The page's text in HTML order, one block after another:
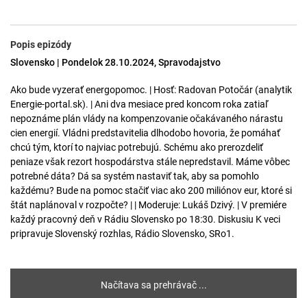
Popis epizódy
Slovensko | Pondelok 28.10.2024, Spravodajstvo
Ako bude vyzerať energopomoc. | Hosť: Radovan Potočár (analytik
Energie-portal.sk). | Ani dva mesiace pred koncom roka zatiaľ
nepoznáme plán vlády na kompenzovanie očakávaného nárastu
cien energií. Vládni predstavitelia dlhodobo hovoria, že pomáhať
chcú tým, ktorí to najviac potrebujú. Schému ako prerozdeliť
peniaze však rezort hospodárstva stále nepredstavil. Máme vôbec
potrebné dáta? Dá sa systém nastaviť tak, aby sa pomohlo
každému? Bude na pomoc stačiť viac ako 200 miliónov eur, ktoré si
štát naplánoval v rozpočte? | | Moderuje: Lukáš Dzivý. | V premiére
každý pracovný deň v Rádiu Slovensko po 18:30. Diskusiu K veci
pripravuje Slovenský rozhlas, Rádio Slovensko, SRo1.